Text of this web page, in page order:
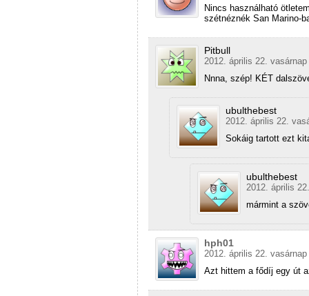
Nincs használható
szétnéznék San Marino-
Pitbull
2012. április 22.
Nnna, szép! KÉT
ubulthebest
2012. április 22.
Sokáig tartott ezt
ubulthebest
2012. április
mármint a
hph01
2012. április 22.
Azt hittem a fődíj egy út